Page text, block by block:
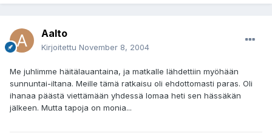
Aalto
Kirjoitettu November 8, 2004
Me juhlimme häitälauantaina, ja matkalle lähdettiin myöhään
sunnuntai-iltana. Meille tämä ratkaisu oli ehdottomasti paras. Oli
ihanaa päästä viettämään yhdessä lomaa heti sen hässäkän
jälkeen. Mutta tapoja on monia...